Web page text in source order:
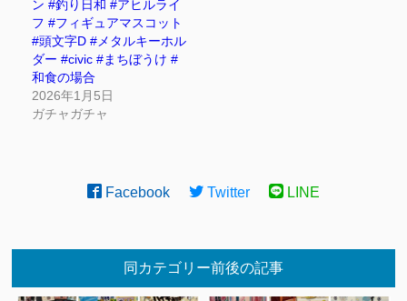
ン #釣り日和 #アヒルライ
フ #フィギュアマスコット
#頭文字D #メタルキーホル
ダー #civic #まちぼうけ #
和食の場合
2026年1月5日
ガチャガチャ
Facebook Twitter LINE
同カテゴリー前後の記事